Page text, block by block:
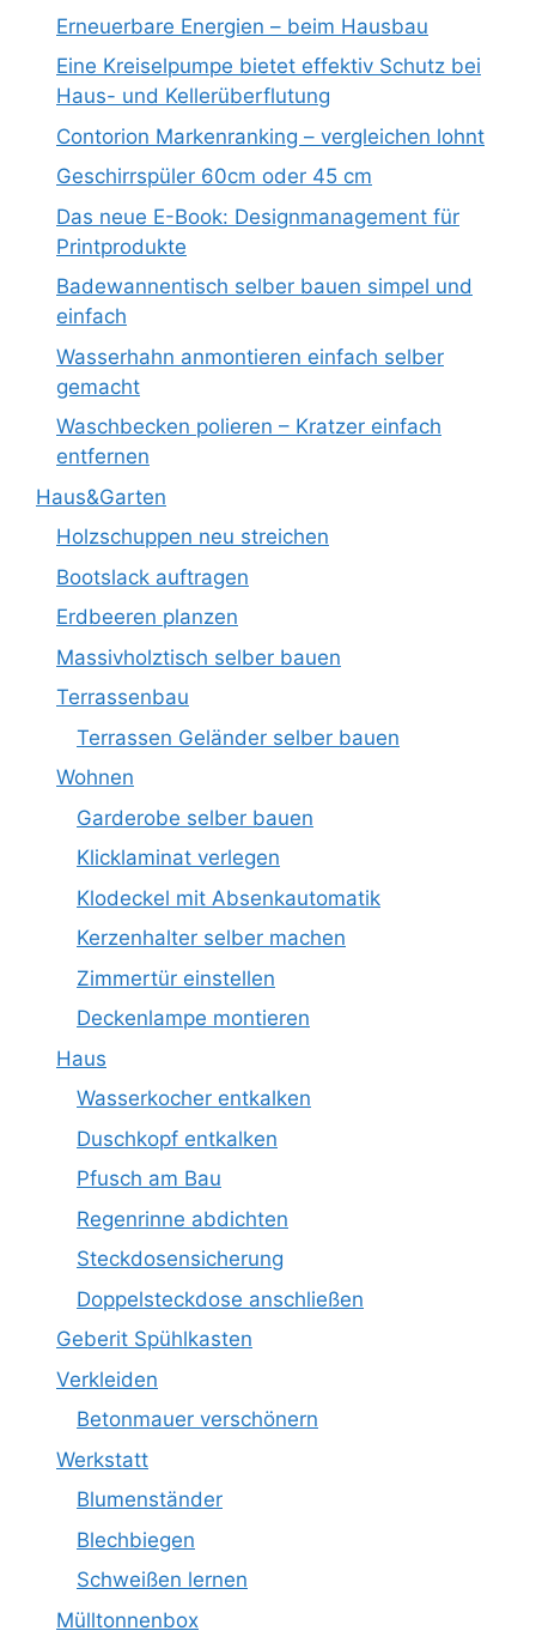
Erneuerbare Energien – beim Hausbau
Eine Kreiselpumpe bietet effektiv Schutz bei
Haus- und Kellerüberflutung
Contorion Markenranking – vergleichen lohnt
Geschirrspüler 60cm oder 45 cm
Das neue E-Book: Designmanagement für
Printprodukte
Badewannentisch selber bauen simpel und
einfach
Wasserhahn anmontieren einfach selber
gemacht
Waschbecken polieren – Kratzer einfach
entfernen
Haus&Garten
Holzschuppen neu streichen
Bootslack auftragen
Erdbeeren planzen
Massivholztisch selber bauen
Terrassenbau
Terrassen Geländer selber bauen
Wohnen
Garderobe selber bauen
Klicklaminat verlegen
Klodeckel mit Absenkautomatik
Kerzenhalter selber machen
Zimmertür einstellen
Deckenlampe montieren
Haus
Wasserkocher entkalken
Duschkopf entkalken
Pfusch am Bau
Regenrinne abdichten
Steckdosensicherung
Doppelsteckdose anschließen
Geberit Spühlkasten
Verkleiden
Betonmauer verschönern
Werkstatt
Blumenständer
Blechbiegen
Schweißen lernen
Mülltonnenbox